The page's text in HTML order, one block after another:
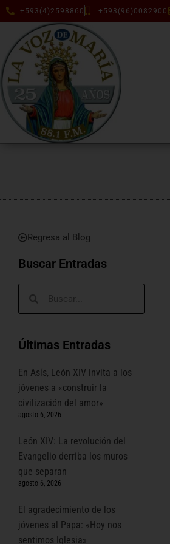
+593(4)2598860 +593(96)0082900
Regresa al Blog
Buscar Entradas
Últimas Entradas
En Asís, León XIV invita a los
jóvenes a «construir la
civilización del amor»
agosto 6, 2026
León XIV: La revolución del
Evangelio derriba los muros
que separan
agosto 6, 2026
El agradecimiento de los
jóvenes al Papa: «Hoy nos
sentimos Iglesia»